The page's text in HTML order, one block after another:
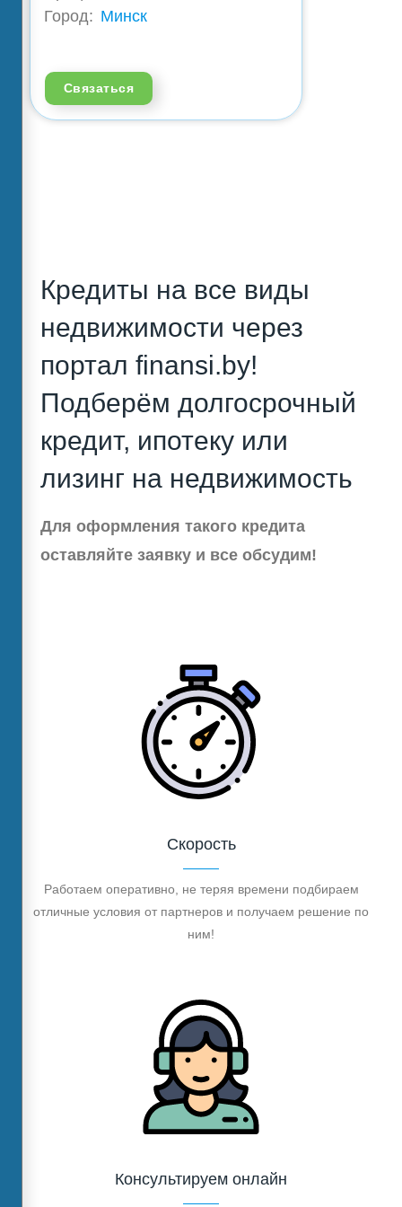
Город: Минск
Связаться
Кредиты на все виды
недвижимости через
портал finansi.by!
Подберём долгосрочный
кредит, ипотеку или
лизинг на недвижимость
Для оформления такого кредита
оставляйте заявку и все обсудим!
Скорость
Работаем оперативно, не теряя времени подбираем
отличные условия от партнеров и получаем решение по
ним!
Консультируем онлайн